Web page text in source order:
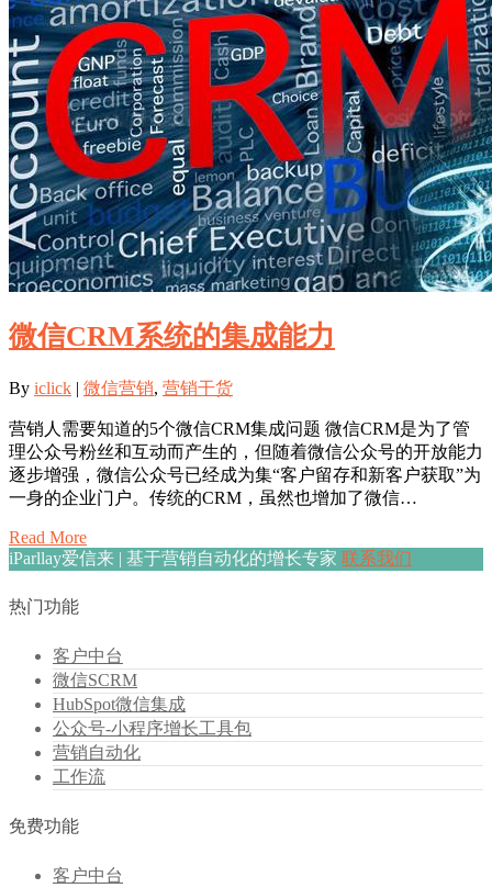
微信CRM系统的集成能力
By iclick | 微信营销, 营销干货
营销人需要知道的5个微信CRM集成问题 微信CRM是为了管
理公众号粉丝和互动而产生的，但随着微信公众号的开放能力
逐步增强，微信公众号已经成为集“客户留存和新客户获取”为
一身的企业门户。传统的CRM，虽然也增加了微信…
Read More
iParllay爱信来 | 基于营销自动化的增长专家 联系我们
热门功能
客户中台
微信SCRM
HubSpot微信集成
公众号-小程序增长工具包
营销自动化
工作流
免费功能
客户中台